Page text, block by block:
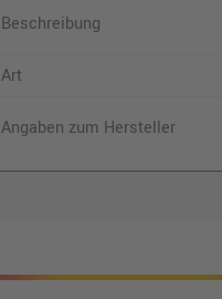
Beschreibung
Art
Angaben zum Hersteller